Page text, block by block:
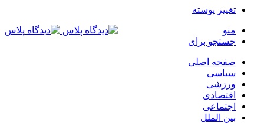
تغییر پوسته
منو
جستجو برای
صفحه اصلی
سیاسی
ورزشی
اقتصادی
اجتماعی
بین الملل